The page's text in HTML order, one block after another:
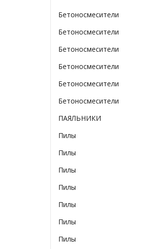
Бетоносмесители
Бетоносмесители
Бетоносмесители
Бетоносмесители
Бетоносмесители
Бетоносмесители
ПАЯЛЬНИКИ
Пилы
Пилы
Пилы
Пилы
Пилы
Пилы
Пилы